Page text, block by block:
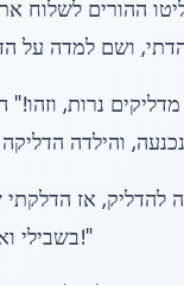
ההורים לשלוח את
נרות, וזהו!"
להדליק, אז הדלקתי
בשבילי ואחד בשביל אבא!"